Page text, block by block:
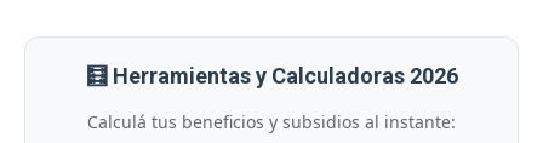
🧮 Herramientas y Calculadoras 2026
Calculá tus beneficios y subsidios al instante: